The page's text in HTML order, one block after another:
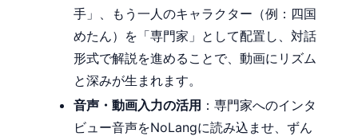
手」、もう一人のキャラクター（例：四国
めたん）を「専門家」として配置し、対話
形式で解説を進めることで、動画にリズム
と深みが生まれます。
音声・動画入力の活用 ：専門家へのインタ
ビュー音声をNoLangに読み込ませ、ずん